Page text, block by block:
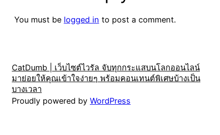
You must be logged in to post a comment.
CatDumb | เว็บไซต์ไวรัล จับทุกกระแสบนโลกออนไลน์
มาย่อยให้คุณเข้าใจง่ายๆ พร้อมคอนเทนต์พิเศษบ้างเป็น
บางเวลา
Proudly powered by WordPress